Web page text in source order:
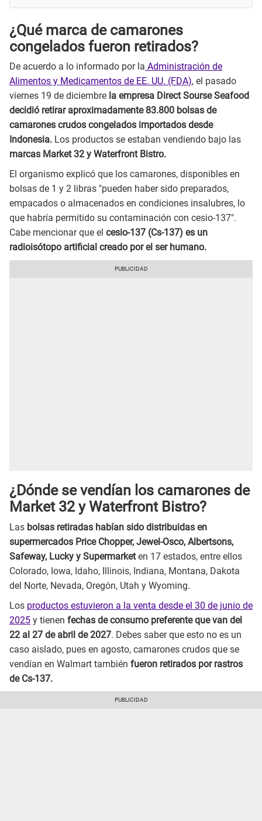
¿Qué marca de camarones
congelados fueron retirados?
De acuerdo a lo informado por la Administración de
Alimentos y Medicamentos de EE. UU. (FDA), el pasado
viernes 19 de diciembre la empresa Direct Sourse Seafood
decidió retirar aproximadamente 83.800 bolsas de
camarones crudos congelados importados desde
Indonesia. Los productos se estaban vendiendo bajo las
marcas Market 32 y Waterfront Bistro.
El organismo explicó que los camarones, disponibles en
bolsas de 1 y 2 libras "pueden haber sido preparados,
empacados o almacenados en condiciones insalubres, lo
que habría permitido su contaminación con cesio-137".
Cabe mencionar que el cesio-137 (Cs-137) es un
radioisótopo artificial creado por el ser humano.
¿Dónde se vendían los camarones de
Market 32 y Waterfront Bistro?
Las bolsas retiradas habían sido distribuidas en
supermercados Price Chopper, Jewel-Osco, Albertsons,
Safeway, Lucky y Supermarketen 17 estados, entre ellos
Colorado, Iowa, Idaho, Illinois, Indiana, Montana, Dakota
del Norte, Nevada, Oregón, Utah y Wyoming.
Los productos estuvieron a la venta desde el 30 de junio de
2025 y tienen fechas de consumo preferente que van del
22 al 27 de abril de 2027. Debes saber que esto no es un
caso aislado, pues en agosto, camarones crudos que se
vendían en Walmart también fueron retirados por rastros
de Cs-137.